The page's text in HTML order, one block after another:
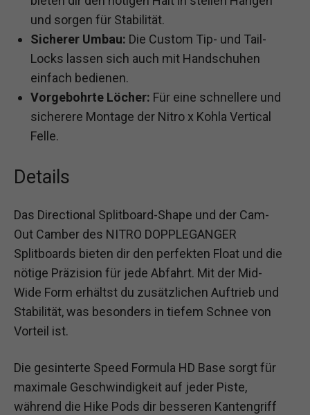
und sorgen für Stabilität.
Sicherer Umbau: Die Custom Tip- und Tail-
Locks lassen sich auch mit Handschuhen
einfach bedienen.
Vorgebohrte Löcher: Für eine schnellere und
sicherere Montage der Nitro x Kohla Vertical
Felle.
Details
Das Directional Splitboard-Shape und der Cam-
Out Camber des NITRO DOPPLEGANGER
Splitboards bieten dir den perfekten Float und die
nötige Präzision für jede Abfahrt. Mit der Mid-
Wide Form erhältst du zusätzlichen Auftrieb und
Stabilität, was besonders in tiefem Schnee von
Vorteil ist.
Die gesinterte Speed Formula HD Base sorgt für
maximale Geschwindigkeit auf jeder Piste,
während die Hike Pods dir besseren Kantengriff